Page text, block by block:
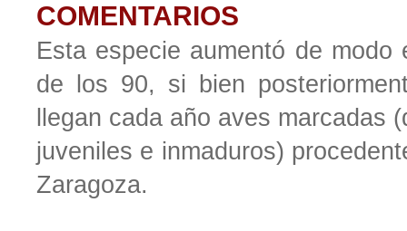
COMENTARIOS
Esta especie aumentó de
de los 90, si bien
llegan cada año aves marcadas
juveniles e inmaduros)
Zaragoza.